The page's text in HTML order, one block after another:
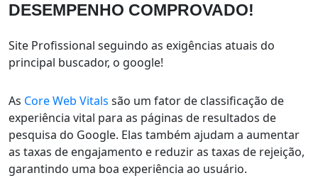
DESEMPENHO COMPROVADO!
Site Profissional seguindo as exigências atuais do
principal buscador, o google!
As Core Web Vitals são um fator de classificação de
experiência vital para as páginas de resultados de
pesquisa do Google. Elas também ajudam a aumentar
as taxas de engajamento e reduzir as taxas de rejeição,
garantindo uma boa experiência ao usuário.